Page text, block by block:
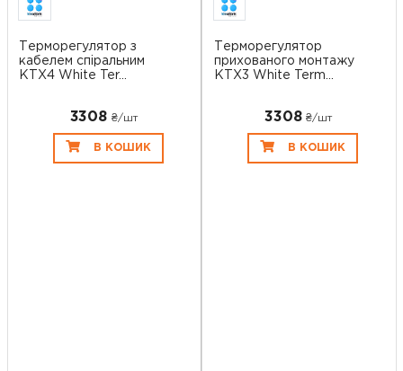
Терморегулятор з
кабелем спіральним
KTX4 White Ter...
3308 ₴/шт
В КОШИК
Терморегулятор
прихованого монтажу
KTX3 White Term...
3308 ₴/шт
В КОШИК